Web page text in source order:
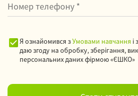
Я ознайомився зУмовами навчання і
даю згоду на обробку, зберігання,
персональних даних фірмою «ЄШКО»